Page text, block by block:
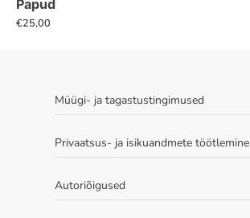
tootel
Valikuid
tootelehel.
Papud
€25,00
Müügi- ja tagastustingimused
Privaatsus- ja isikuandmete töötlemine
Autoriõigused